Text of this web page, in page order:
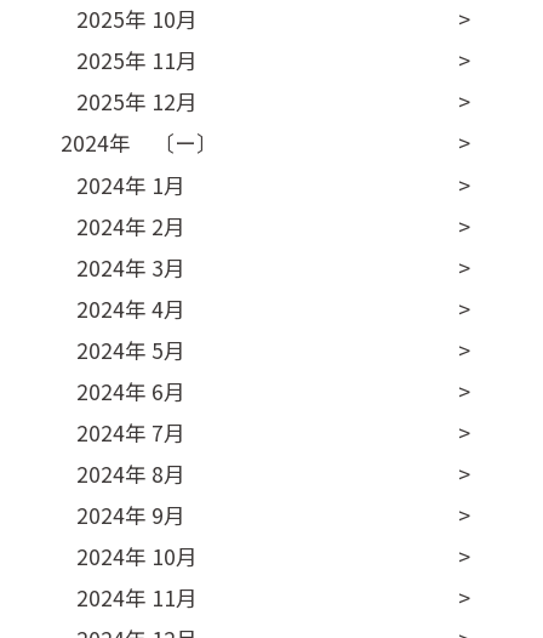
2025年 10月
2025年 11月
2025年 12月
2024年 〔ー〕
2024年 1月
2024年 2月
2024年 3月
2024年 4月
2024年 5月
2024年 6月
2024年 7月
2024年 8月
2024年 9月
2024年 10月
2024年 11月